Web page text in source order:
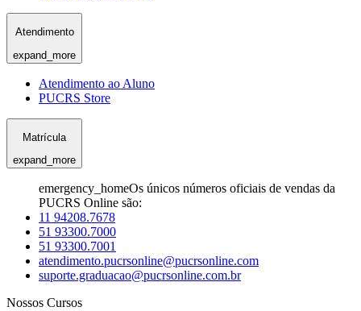
Atendimento
expand_more
Atendimento ao Aluno
PUCRS Store
Matrícula
expand_more
emergency_homeOs únicos números oficiais de vendas da
PUCRS Online são:
11 94208.7678
51 93300.7000
51 93300.7001
atendimento.pucrsonline@pucrsonline.com
suporte.graduacao@pucrsonline.com.br
Nossos Cursos